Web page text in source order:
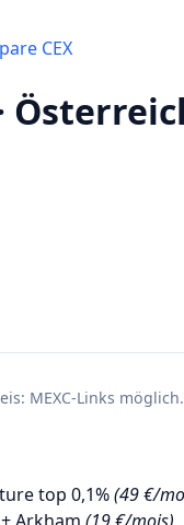
CEX
MEXC-Links möglich.
top 0,1%(49 €/